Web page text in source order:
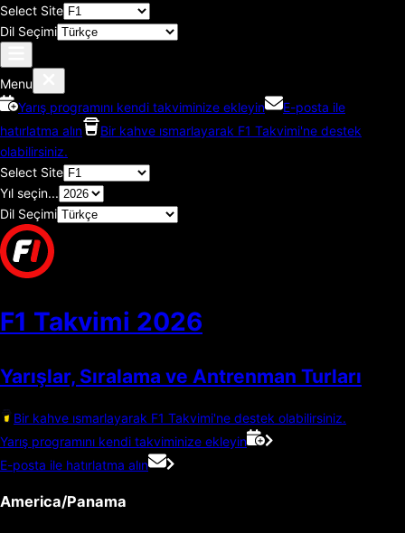
Select Site
Dil Seçimi
Menu
Yarış programını kendi takviminize ekleyin
E-posta ile
hatırlatma alın
Bir kahve ısmarlayarak F1 Takvimi'ne destek
olabilirsiniz.
Select Site
Yıl seçin...
Dil Seçimi
F1 Takvimi 2026
Yarışlar, Sıralama ve Antrenman Turları
Bir kahve ısmarlayarak F1 Takvimi'ne destek olabilirsiniz.
Yarış programını kendi takviminize ekleyin
E-posta ile hatırlatma alın
America/Panama